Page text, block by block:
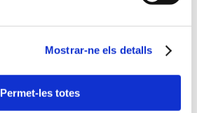
Mostrar-ne els detalls
Permet-les totes